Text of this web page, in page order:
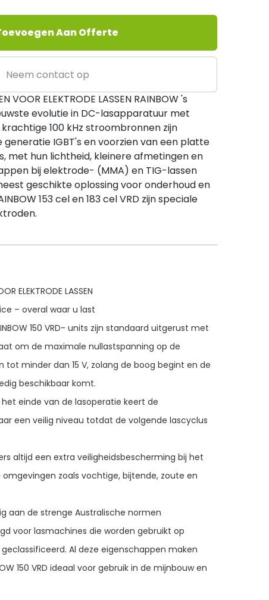
Aan Offerte
Neem contact op
VOOR ELEKTRODE LASSEN RAINBOW 's
evolutie in DC-lasapparatuur met
100 kHz stroombronnen zijn
IGBT's en voorzien van een platte
met hun lichtheid, kleinere afmetingen en
bij elektrode- (MMA) en TIG-lassen
geschikte oplossing voor onderhoud en
153 cel en 183 cel VRD zijn speciale
ELEKTRODE LASSEN
– overal waar u last
150 VRD- units zijn standaard uitgerust met
om de maximale nullastspanning op de
minder dan 15 V, zolang de boog begint en de
beschikbaar komt.
einde van de lasoperatie keert de
een veilig niveau totdat de volgende lascyclus
altijd een extra veiligheidsbescherming bij het
omgevingen zoals vochtige, bijtende, zoute en
aan de strenge Australische normen
voor lasmachines die worden gebruikt op
Al deze eigenschappen maken
150 VRD ideaal voor gebruik in de mijnbouw en